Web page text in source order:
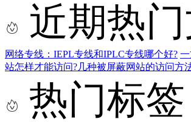
近期热
网络专线：IEPL专线和IPLC专线哪个好?
站怎样才能访问?几种被屏蔽网站的访问方
热门标签